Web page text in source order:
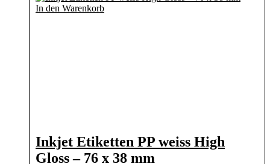
In den Warenkorb
Inkjet Etiketten PP weiss High
Gloss – 76 x 38 mm